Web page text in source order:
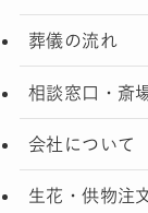
葬儀の流れ
相談窓口・斎
会社について
生花・供物注